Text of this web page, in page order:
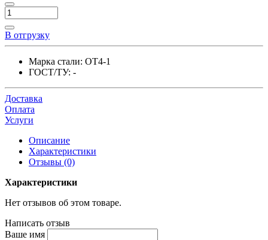
В отгрузку
Марка стали: ОТ4-1
ГОСТ/ТУ: -
Доставка
Оплата
Услуги
Описание
Характеристики
Отзывы (0)
Характеристики
Нет отзывов об этом товаре.
Написать отзыв
Ваше имя